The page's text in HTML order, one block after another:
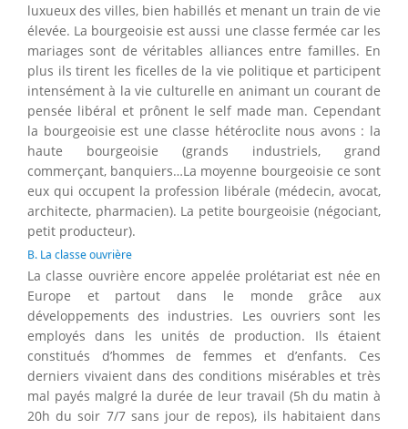
luxueux des villes, bien habillés et menant un train de vie
élevée. La bourgeoisie est aussi une classe fermée car les
mariages sont de véritables alliances entre familles. En
plus ils tirent les ficelles de la vie politique et participent
intensément à la vie culturelle en animant un courant de
pensée libéral et prônent le self made man. Cependant
la bourgeoisie est une classe hétéroclite nous avons : la
haute bourgeoisie (grands industriels, grand
commerçant, banquiers…La moyenne bourgeoisie ce sont
eux qui occupent la profession libérale (médecin, avocat,
architecte, pharmacien). La petite bourgeoisie (négociant,
petit producteur).
B. La classe ouvrière
La classe ouvrière encore appelée prolétariat est née en
Europe et partout dans le monde grâce aux
développements des industries. Les ouvriers sont les
employés dans les unités de production. Ils étaient
constitués d’hommes de femmes et d’enfants. Ces
derniers vivaient dans des conditions misérables et très
mal payés malgré la durée de leur travail (5h du matin à
20h du soir 7/7 sans jour de repos), ils habitaient dans